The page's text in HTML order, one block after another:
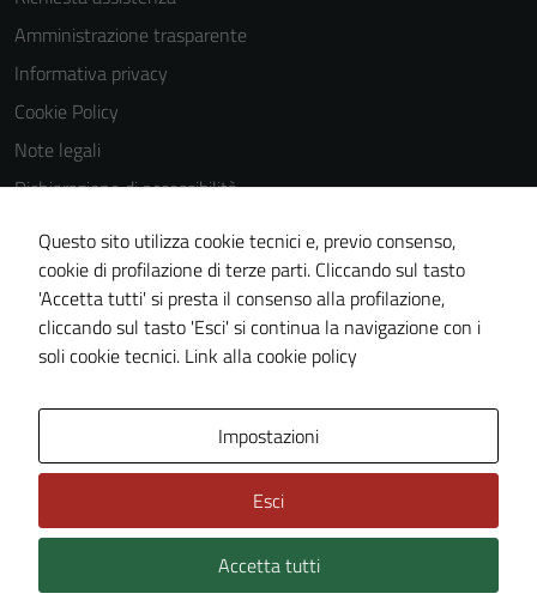
Amministrazione trasparente
Informativa privacy
Cookie Policy
Note legali
Dichiarazione di accessibilità
Dichiarazione di accessibilità Servizi
Whistleblowing
Piano di miglioramento del sito
Area riservata
Technical Design s.r.l.
Questo sito utilizza cookie tecnici e, previo consenso,
cookie di profilazione di terze parti. Cliccando sul tasto
'Accetta tutti' si presta il consenso alla profilazione,
cliccando sul tasto 'Esci' si continua la navigazione con i
soli cookie tecnici. Link alla cookie policy
Impostazioni
Esci
Accetta tutti